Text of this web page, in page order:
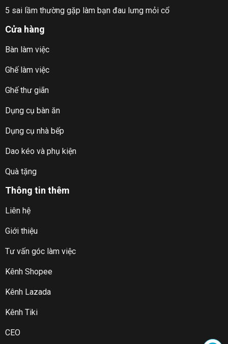
binh-nuoc-nhua-tritan-uzspace
5 sai lầm thường gặp làm bạn đau lưng mỏi cổ
Cửa hàng
Bàn làm việc
Ghế làm việc
Ghế thư giãn
Dụng cụ bàn ăn
Dụng cụ nhà bếp
Dao kéo và phụ kiện
Quà tặng
Thông tin thêm
Liên hệ
Giới thiệu
Tư vấn góc làm việc
Kênh Shopee
Kênh Lazada
Kênh Tiki
CEO